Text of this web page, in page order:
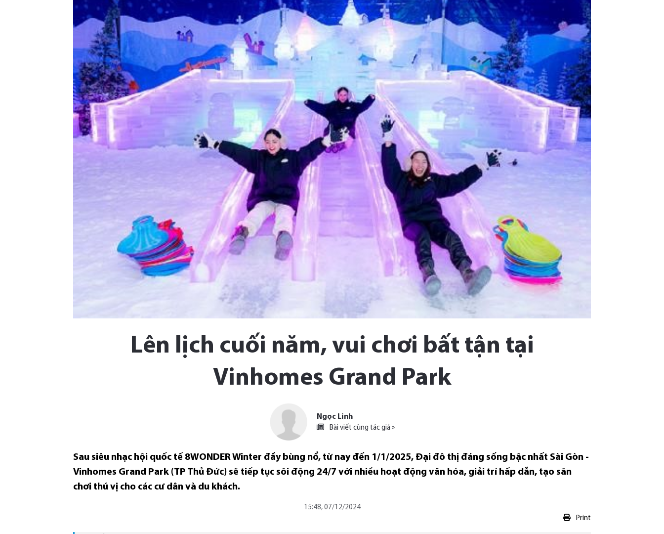
Lên lịch cuối năm, vui chơi bất tận tại
Vinhomes Grand Park
Ngọc Linh
Bài viết cùng tác giả »
Sau siêu nhạc hội quốc tế 8WONDER Winter đầy bùng nổ, từ nay đến 1/1/2025, Đại đô thị đáng sống bậc nhất Sài Gòn -
Vinhomes Grand Park (TP Thủ Đức) sẽ tiếp tục sôi động 24/7 với nhiều hoạt động văn hóa, giải trí hấp dẫn, tạo sân
chơi thú vị cho các cư dân và du khách.
15:48, 07/12/2024
Print